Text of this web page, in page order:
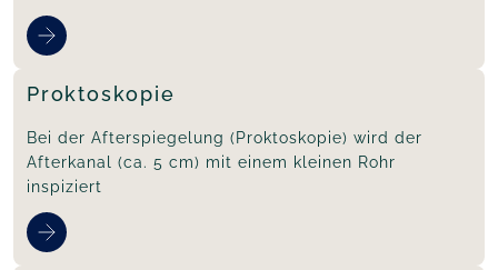
Informationen zu Art und Ausmaß einer Erkrankung.
Proktoskopie
Bei der Afterspiegelung (Proktoskopie) wird der
Afterkanal (ca. 5 cm) mit einem kleinen Rohr
inspiziert